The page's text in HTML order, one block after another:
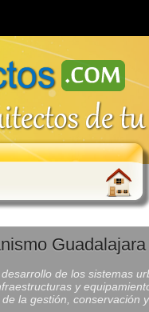
Guadalajara
de los sistemas
y
la gestión, conservación